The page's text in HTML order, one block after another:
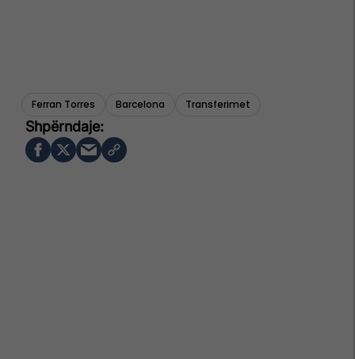
Ferran Torres Barcelona Transferimet